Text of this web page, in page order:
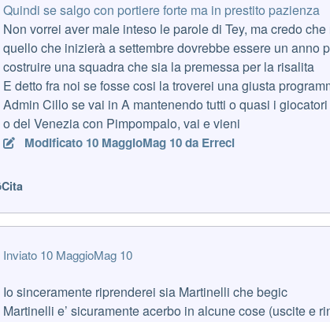
Quindi se salgo con portiere forte ma in prestito pazienza
Non vorrei aver male inteso le parole di Tey, ma credo
quello che inizierà a settembre dovrebbe essere un anno
costruire una squadra che sia la premessa per la risalita
E detto fra noi se fosse cosi la troverei una giusta
Admin Cillo se vai in A mantenendo tutti o quasi i
o del Venezia con Pimpompalo, vai e vieni
Modificato 10 MaggioMag 10da Erreci
Cita
Inviato 10 MaggioMag 10
Io sinceramente riprenderei sia Martinelli che begic
Martinelli e’ sicuramente acerbo in alcune cose (uscite e